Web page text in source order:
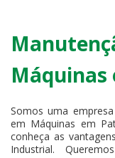
Máquinas
Somos uma
em Máquinas em
conheça as
Industrial.